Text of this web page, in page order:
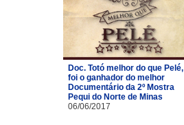
Doc. Totó melhor do que Pelé,
foi o ganhador do melhor
Documentário da 2º Mostra
Pequi do Norte de Minas
06/06/2017